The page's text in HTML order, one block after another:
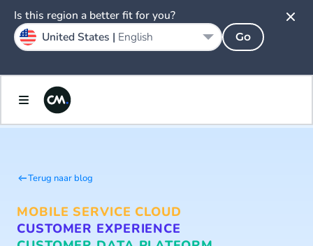
Terug naar blog
MOBILE SERVICE CLOUD
CUSTOMER EXPERIENCE
Is this region a better fit for you?
United States | English Go